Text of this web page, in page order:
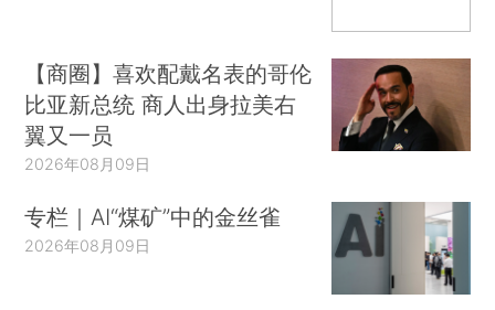
【商圈】喜欢配戴名表的哥伦
比亚新总统 商人出身拉美右
翼又一员
2026年08月09日
专栏｜AI“煤矿”中的金丝雀
2026年08月09日